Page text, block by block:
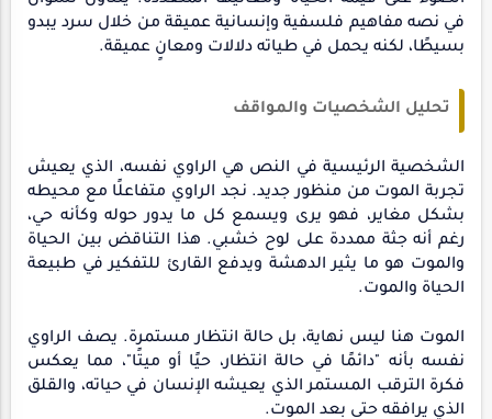
في نصه مفاهيم فلسفية وإنسانية عميقة من خلال سرد يبدو
بسيطًا، لكنه يحمل في طياته دلالات ومعانٍ عميقة.
تحليل الشخصيات والمواقف
الشخصية الرئيسية في النص هي الراوي نفسه، الذي يعيش
تجربة الموت من منظور جديد. نجد الراوي متفاعلًا مع محيطه
بشكل مغاير، فهو يرى ويسمع كل ما يدور حوله وكأنه حي،
رغم أنه جثة ممددة على لوح خشبي. هذا التناقض بين الحياة
والموت هو ما يثير الدهشة ويدفع القارئ للتفكير في طبيعة
الحياة والموت.
الموت هنا ليس نهاية، بل حالة انتظار مستمرة. يصف الراوي
نفسه بأنه "دائمًا في حالة انتظار، حيًا أو ميتًا"، مما يعكس
فكرة الترقب المستمر الذي يعيشه الإنسان في حياته، والقلق
الذي يرافقه حتى بعد الموت.